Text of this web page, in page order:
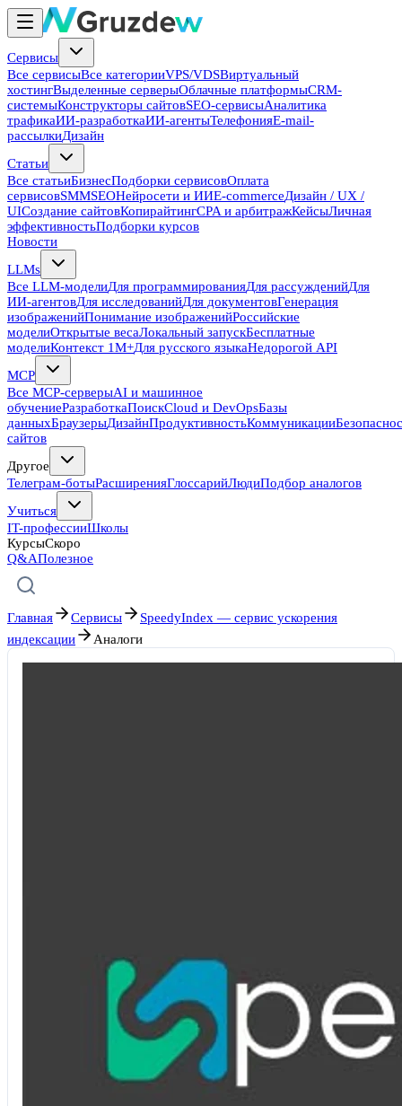
Сервисы
Все сервисыВсе категорииVPS/VDSВиртуальный
хостингВыделенные серверыОблачные платформыCRM-
системыКонструкторы сайтовSEO-сервисыАналитика
трафикаИИ-разработкаИИ-агентыТелефонияE-mail-
рассылкиДизайн
Статьи
Все статьиБизнесПодборки сервисовОплата
сервисовSMMSEOНейросети и ИИE-commerceДизайн / UX /
UIСоздание сайтовКопирайтингCPA и арбитражКейсыЛичная
эффективностьПодборки курсов
Новости
LLMs
Все LLM-моделиДля программированияДля рассужденийДля
ИИ-агентовДля исследованийДля документовГенерация
изображенийПонимание изображенийРоссийские
моделиОткрытые весаЛокальный запускБесплатные
моделиКонтекст 1M+Для русского языкаНедорогой API
MCP
Все MCP-серверыAI и машинное
обучениеРазработкаПоискCloud и DevOpsБазы
данныхБраузерыДизайнПродуктивностьКоммуникации
сайтов
Другое
Телеграм-ботыРасширенияГлоссарийЛюдиПодбор аналогов
Учиться
IT-профессииШколы
КурсыСкоро
Q&AПолезное
Главная Сервисы
SpeedyIndex — сервис ускорения
индексации
Аналоги